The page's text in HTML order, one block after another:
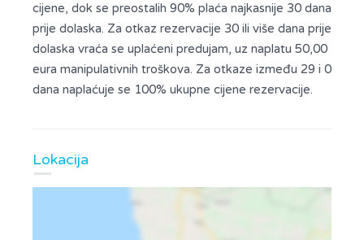
cijene, dok se preostalih 90% plaća najkasnije 30 dana
prije dolaska. Za otkaz rezervacije 30 ili više dana prije
dolaska vraća se uplaćeni predujam, uz naplatu 50,00
eura manipulativnih troškova. Za otkaze između 29 i 0
dana naplaćuje se 100% ukupne cijene rezervacije.
Lokacija